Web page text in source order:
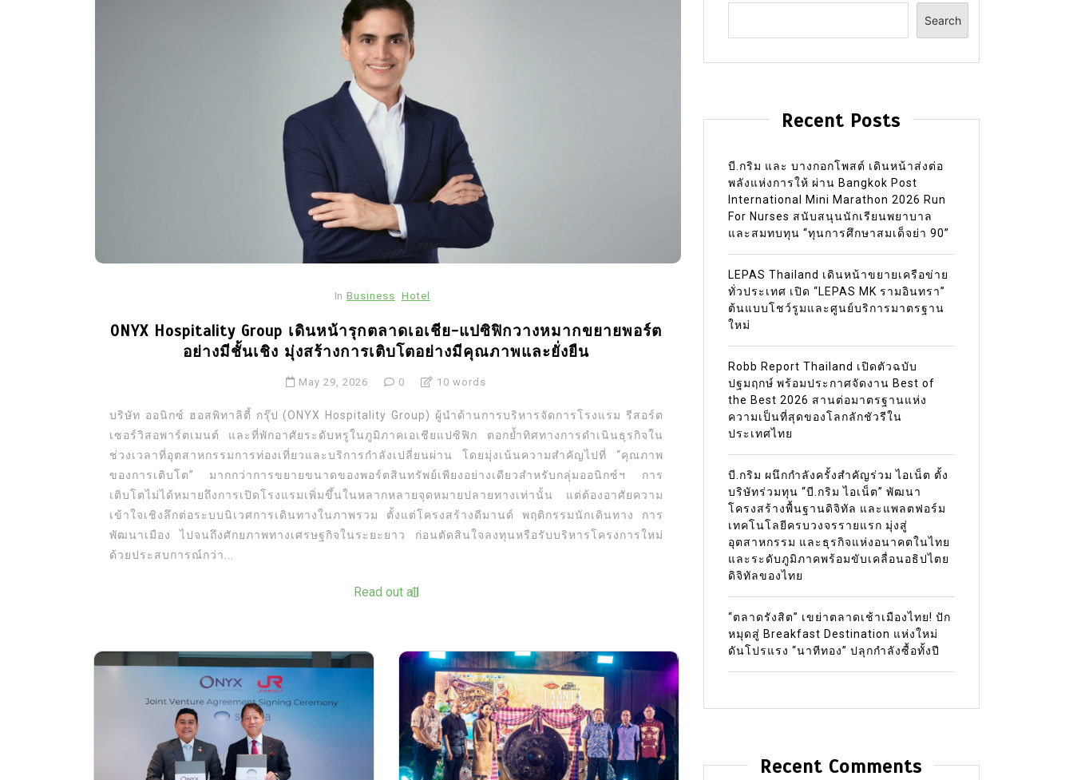
In Business Hotel
ONYX Hospitality Group เดินหน้ารุกตลาดเอเชีย-แปซิฟิกวางหมากขยายพอร์ต
อย่างมีชั้นเชิง มุ่งสร้างการเติบโตอย่างมีคุณภาพและยั่งยืน
May 29, 2026 0 10 words
บริษัท ออนิกซ์ ฮอสพิทาลิตี้ กรุ๊ป (ONYX Hospitality Group) ผู้นำด้านการบริหารจัดการโรงแรม รีสอร์ต
เซอร์วิสอพาร์ตเมนต์ และที่พักอาศัยระดับหรูในภูมิภาคเอเชียแปซิฟิก ตอกย้ำทิศทางการดำเนินธุรกิจใน
ช่วงเวลาที่อุตสาหกรรมการท่องเที่ยวและบริการกำลังเปลี่ยนผ่าน โดยมุ่งเน้นความสำคัญไปที่ “คุณภาพ
ของการเติบโต” มากกว่าการขยายขนาดของพอร์ตสินทรัพย์เพียงอย่างเดียวสำหรับกลุ่มออนิกซ์ฯ การ
เติบโตไม่ได้หมายถึงการเปิดโรงแรมเพิ่มขึ้นในหลากหลายจุดหมายปลายทางเท่านั้น แต่ต้องอาศัยความ
เข้าใจเชิงลึกต่อระบบนิเวศการเดินทางในภาพรวม ตั้งแต่โครงสร้างดีมานด์ พฤติกรรมนักเดินทาง การ
พัฒนาเมือง ไปจนถึงศักยภาพทางเศรษฐกิจในระยะยาว ก่อนตัดสินใจลงทุนหรือรับบริหารโครงการใหม่
ด้วยประสบการณ์กว่า...
Read out all
Search
Recent Posts
บี.กริม และ บางกอกโพสต์ เดินหน้าส่งต่อ
พลังแห่งการให้ ผ่าน Bangkok Post
International Mini Marathon 2026 Run
For Nurses สนับสนุนนักเรียนพยาบาล
และสมทบทุน “ทุนการศึกษาสมเด็จย่า 90”
LEPAS Thailand เดินหน้าขยายเครือข่าย
ทั่วประเทศ เปิด “LEPAS MK รามอินทรา”
ต้นแบบโชว์รูมและศูนย์บริการมาตรฐาน
ใหม่
Robb Report Thailand เปิดตัวฉบับ
ปฐมฤกษ์ พร้อมประกาศจัดงาน Best of
the Best 2026 สานต่อมาตรฐานแห่ง
ความเป็นที่สุดของโลกลักชัวรีใน
ประเทศไทย
บี.กริม ผนึกกำลังครั้งสำคัญร่วม ไอเน็ต ตั้ง
บริษัทร่วมทุน “บี.กริม ไอเน็ต” พัฒนา
โครงสร้างพื้นฐานดิจิทัล และแพลตฟอร์ม
เทคโนโลยีครบวงจรรายแรก มุ่งสู่
อุตสาหกรรม และธุรกิจแห่งอนาคตในไทย
และระดับภูมิภาคพร้อมขับเคลื่อนอธิปไตย
ดิจิทัลของไทย
“ตลาดรังสิต” เขย่าตลาดเช้าเมืองไทย! ปัก
หมุดสู่ Breakfast Destination แห่งใหม่
ดันโปรแรง “นาทีทอง” ปลุกกำลังซื้อทั้งปี
Recent Comments